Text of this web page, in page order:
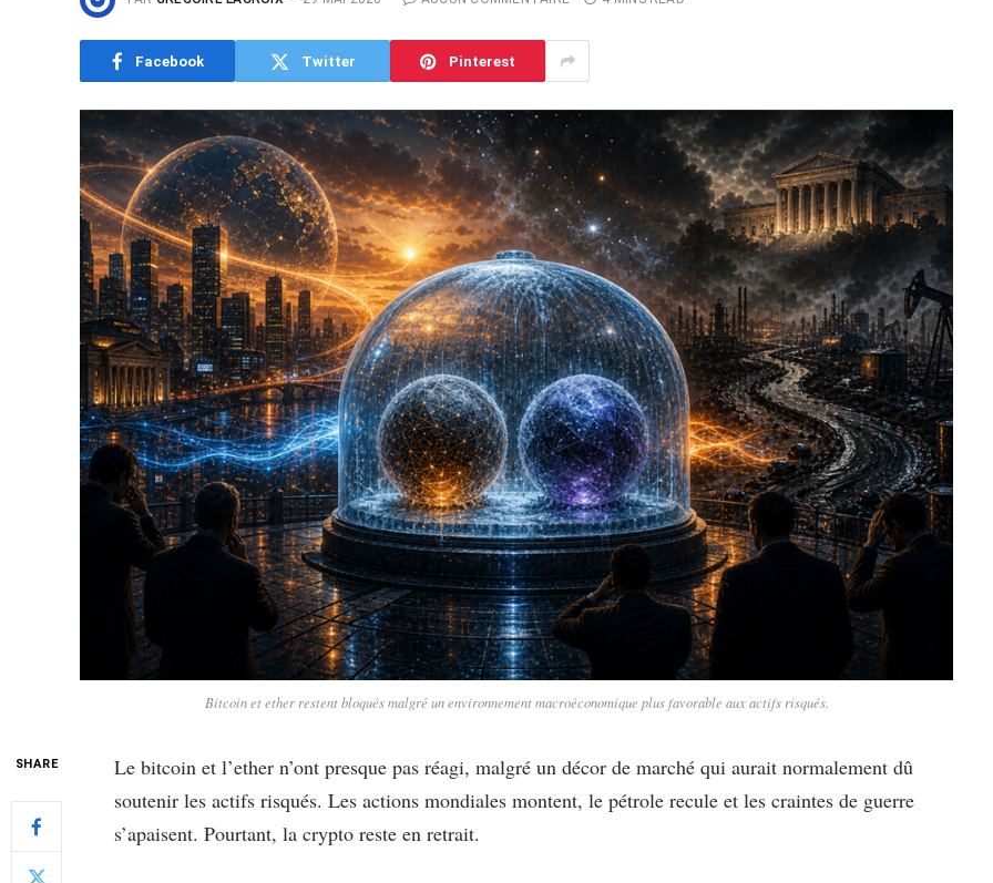
Facebook Twitter Pinterest
Bitcoin et ether restent bloqués malgré un environnement macroéconomique plus favorable aux actifs risqués.
SHARE
Le bitcoin et l’ether n’ont presque pas réagi, malgré un décor de marché qui aurait normalement dû
soutenir les actifs risqués. Les actions mondiales montent, le pétrole recule et les craintes de guerre
s’apaisent. Pourtant, la crypto reste en retrait.